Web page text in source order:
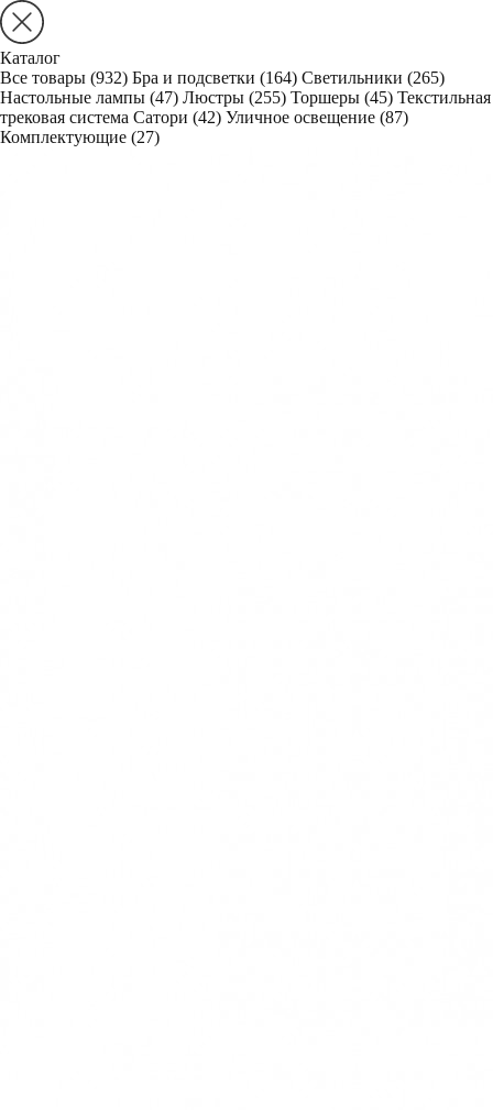
Каталог
Все товары (932) Бра и подсветки (164) Светильники (265)
Настольные лампы (47) Люстры (255) Торшеры (45) Текстильная
трековая система Сатори (42) Уличное освещение (87)
Комплектующие (27)